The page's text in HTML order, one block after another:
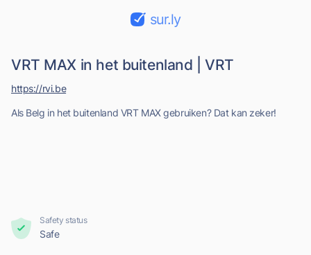
sur.ly
VRT MAX in het buitenland | VRT
Als Belg in het buitenland VRT MAX gebruiken? Dat kan zeker!
https://rvi.be
Safety status
Safe